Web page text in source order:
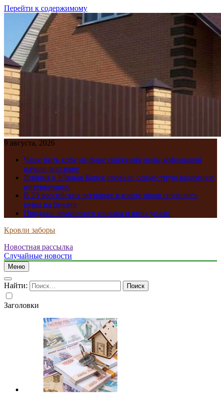
Перейти к содержимому
9 августа, 2026
Чаще пить кофе на фоне снижения цены кофемашин
начали россияне
Япония и Южная Корея провели совместную валютную
интервенцию
В 23 российских регионах в конце июля снизились
цены на бензин
Продажи армянского коньяка и вина упали
Кровли заборы
Новостная рассылка
Случайные новости
Меню
Найти:
Заголовки